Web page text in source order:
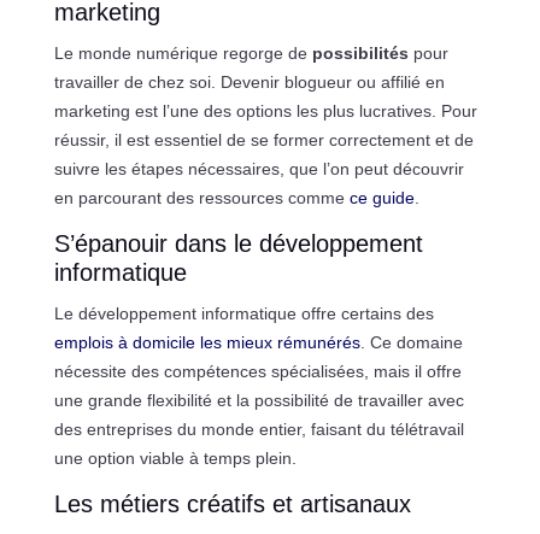
marketing
Le monde numérique regorge de possibilités pour
travailler de chez soi. Devenir blogueur ou affilié en
marketing est l’une des options les plus lucratives. Pour
réussir, il est essentiel de se former correctement et de
suivre les étapes nécessaires, que l’on peut découvrir
en parcourant des ressources comme ce guide.
S’épanouir dans le développement
informatique
Le développement informatique offre certains des
emplois à domicile les mieux rémunérés. Ce domaine
nécessite des compétences spécialisées, mais il offre
une grande flexibilité et la possibilité de travailler avec
des entreprises du monde entier, faisant du télétravail
une option viable à temps plein.
Les métiers créatifs et artisanaux